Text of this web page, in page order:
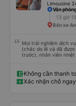
Limousine
Văn
13 giờ
Bến xe
Mọi trải nghiệm dịch
(chắc do lễ và đã
trước), nhân viên nhiệt
Không cần thanh
Xác nhận chỗ